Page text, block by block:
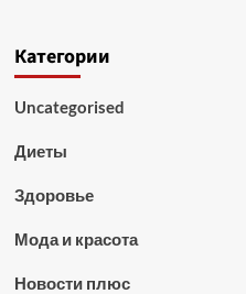
Категории
Uncategorised
Диеты
Здоровье
Мода и красота
Новости плюс